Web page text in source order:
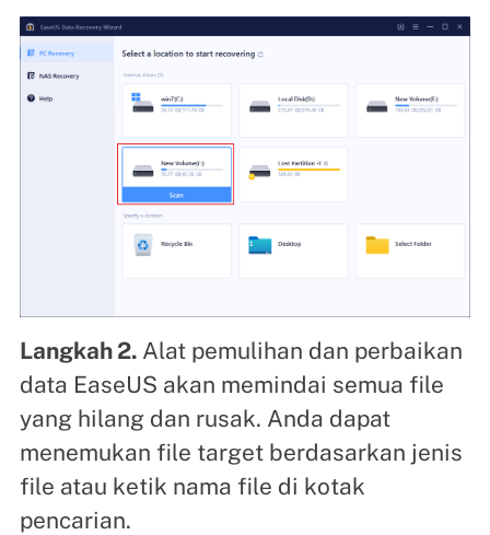
Langkah 2. Alat pemulihan dan perbaikan
data EaseUS akan memindai semua file
yang hilang dan rusak. Anda dapat
menemukan file target berdasarkan jenis
file atau ketik nama file di kotak
pencarian.